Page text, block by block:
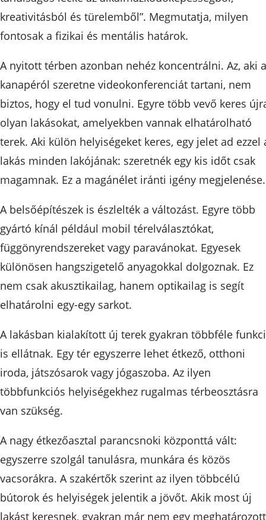
kreativitásból és türelemből”. Megmutatja, milyen
fontosak a fizikai és mentális határok.
A nyitott térben azonban nehéz koncentrálni. Az, aki a
kanapéról szeretne videokonferenciát tartani, nem
biztos, hogy el tud vonulni. Egyre több vevő keres
olyan lakásokat, amelyekben vannak elhatárolható
terek. Aki külön helyiségeket keres, egy jelet ad ezzel
lakás minden lakójának: szeretnék egy kis időt csak
magamnak. Ez a magánélet iránti igény megjelenése.
A belsőépítészek is észlelték a változást. Egyre több
gyártó kínál például mobil térelválasztókat,
függönyrendszereket vagy paravánokat. Egyesek
különösen hangszigetelő anyagokkal dolgoznak. Ez
nem csak akusztikailag, hanem optikailag is segít
elhatárolni egy-egy sarkot.
A lakásban kialakított új terek gyakran többféle
is ellátnak. Egy tér egyszerre lehet étkező, otthoni
iroda, játszósarok vagy jógaszoba. Az ilyen
többfunkciós helyiségekhez rugalmas térbeosztásra
van szükség.
A nagy étkezőasztal parancsnoki központtá vált:
egyszerre szolgál tanulásra, munkára és közös
vacsorákra. A szakértők szerint az ilyen többcélú
bútorok és helyiségek jelentik a jövőt. Akik most új
lakást keresnek, gyakran már nem egy meghatározott